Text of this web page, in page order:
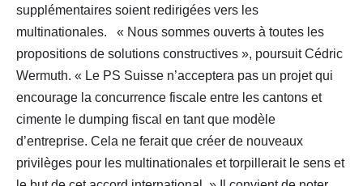
supplémentaires soient redirigées vers les
multinationales. « Nous sommes ouverts à toutes les
propositions de solutions constructives », poursuit Cédric
Wermuth. « Le PS Suisse n’acceptera pas un projet qui
encourage la concurrence fiscale entre les cantons et
cimente le dumping fiscal en tant que modèle
d’entreprise. Cela ne ferait que créer de nouveaux
privilèges pour les multinationales et torpillerait le sens et